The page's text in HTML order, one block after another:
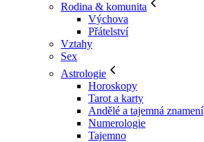
Rodina & komunita
Výchova
Přátelství
Vztahy
Sex
Astrologie
Horoskopy
Tarot a karty
Andělé a tajemná znamení
Numerologie
Tajemno